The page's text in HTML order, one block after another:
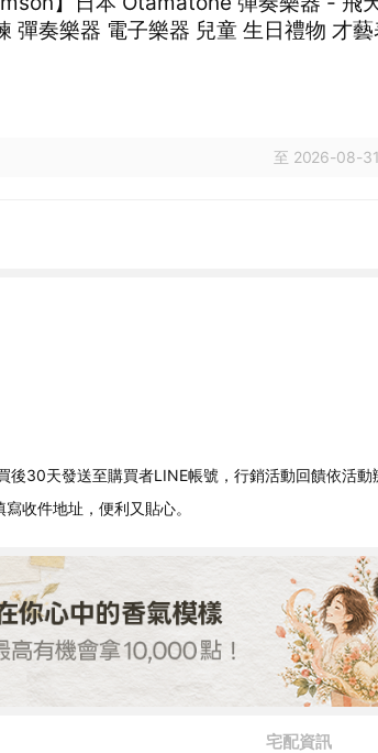
彈奏樂器 電子樂器 兒童 生日禮物 才藝
至 2026-08-
後30天發送至購買者LINE帳號，行銷活動回饋依活動
收件地址，便利又貼心。
宅配資訊